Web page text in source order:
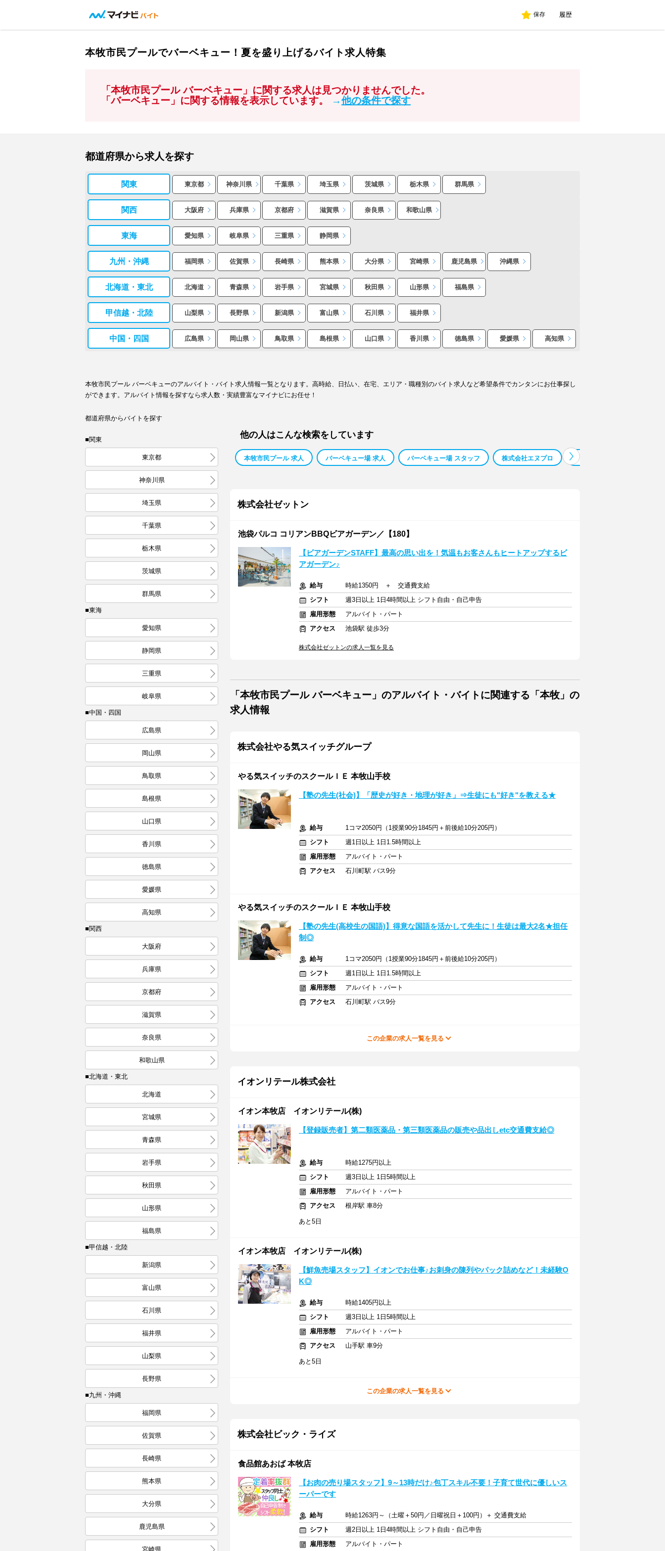
保存 履歴
本牧市民プールでバーベキュー！夏を盛り上げるバイト求人特集
「本牧市民プール バーベキュー」に関する求人は見つかりませんでした。
「バーベキュー」に関する情報を表示しています。
→他の条件で探す
都道府県から求人を探す
関東 東京都 神奈川県 千葉県 埼玉県 茨城県 栃木県 群馬県
関西 大阪府 兵庫県 京都府 滋賀県 奈良県 和歌山県
東海 愛知県 岐阜県 三重県 静岡県
九州・沖縄 福岡県 佐賀県 長崎県 熊本県 大分県 宮崎県 鹿児島県 沖縄県
北海道・東北 北海道 青森県 岩手県 宮城県 秋田県 山形県 福島県
甲信越・北陸 山梨県 長野県 新潟県 富山県 石川県 福井県
中国・四国 広島県 岡山県 鳥取県 島根県 山口県 香川県 徳島県 愛媛県 高知県
本牧市民プール バーベキューのアルバイト・バイト求人情報一覧となります。高時給、日払い、在宅、エリア・職種別のバイト求人など希望条件でカンタンにお仕事探し
ができます。アルバイト情報を探すなら求人数・実績豊富なマイナビにお任せ！
都道府県からバイトを探す
■関東
東京都
神奈川県
埼玉県
千葉県
栃木県
茨城県
群馬県
■東海
愛知県
静岡県
三重県
岐阜県
■中国・四国
広島県
岡山県
鳥取県
島根県
山口県
香川県
徳島県
愛媛県
高知県
■関西
大阪府
兵庫県
京都府
滋賀県
奈良県
和歌山県
■北海道・東北
北海道
宮城県
青森県
岩手県
秋田県
山形県
福島県
■甲信越・北陸
新潟県
富山県
石川県
福井県
山梨県
長野県
■九州・沖縄
福岡県
佐賀県
長崎県
熊本県
大分県
鹿児島県
宮崎県
他の人はこんな検索をしています
本牧市民プール 求人 バーベキュー場 求人 バーベキュー場 スタッフ 株式会社エヌプロ ｉｋｅａ バイト 髪色
株式会社ゼットン
池袋パルコ コリアンBBQビアガーデン／【180】
【ビアガーデンSTAFF】最高の思い出を！気温もお客さんもヒートアップするビ
アガーデン♪
給与
時給1350円 ＋ 交通費支給
シフト
週3日以上 1日4時間以上 シフト自由・自己申告
雇用形態
アルバイト・パート
アクセス
池袋駅 徒歩3分
株式会社ゼットンの求人一覧を見る
「本牧市民プール バーベキュー」のアルバイト・バイトに関連する「本牧」の
求人情報
株式会社やる気スイッチグループ
やる気スイッチのスクールＩＥ 本牧山手校
【塾の先生(社会)】「歴史が好き・地理が好き」⇒生徒にも"好き"を教える★
給与
1コマ2050円（1授業90分1845円＋前後給10分205円）
シフト
週1日以上 1日1.5時間以上
雇用形態
アルバイト・パート
アクセス
石川町駅 バス9分
やる気スイッチのスクールＩＥ 本牧山手校
【塾の先生(高校生の国語)】得意な国語を活かして先生に！生徒は最大2名★担任
制◎
給与
1コマ2050円（1授業90分1845円＋前後給10分205円）
シフト
週1日以上 1日1.5時間以上
雇用形態
アルバイト・パート
アクセス
石川町駅 バス9分
この企業の求人一覧を見る
イオンリテール株式会社
イオン本牧店 イオンリテール(株)
【登録販売者】第二類医薬品・第三類医薬品の販売や品出しetc交通費支給◎
給与
時給1275円以上
シフト
週3日以上 1日5時間以上
雇用形態
アルバイト・パート
アクセス
根岸駅 車8分
あと5日
イオン本牧店 イオンリテール(株)
【鮮魚売場スタッフ】イオンでお仕事♪お刺身の陳列やパック詰めなど！未経験O
K◎
給与
時給1405円以上
シフト
週3日以上 1日5時間以上
雇用形態
アルバイト・パート
アクセス
山手駅 車9分
あと5日
この企業の求人一覧を見る
株式会社ビック・ライズ
食品館あおば 本牧店
【お肉の売り場スタッフ】9～13時だけ♪包丁スキル不要！子育て世代に優しいス
ーパーです
給与
時給1263円～（土曜＋50円／日曜祝日＋100円）＋ 交通費支給
シフト
週2日以上 1日4時間以上 シフト自由・自己申告
雇用形態
アルバイト・パート